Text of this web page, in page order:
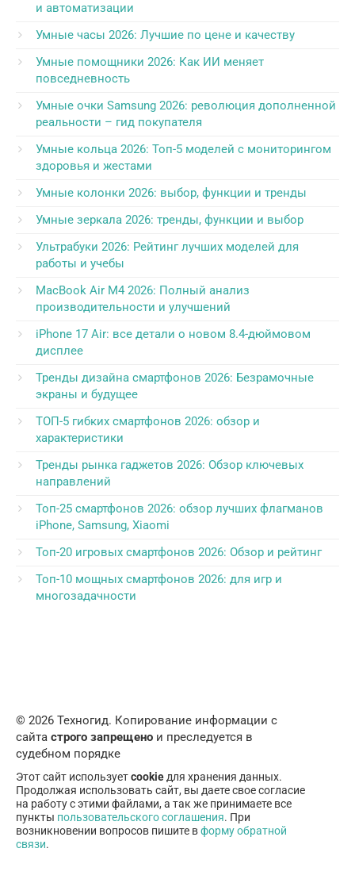
и автоматизации
Умные часы 2026: Лучшие по цене и качеству
Умные помощники 2026: Как ИИ меняет
повседневность
Умные очки Samsung 2026: революция дополненной
реальности – гид покупателя
Умные кольца 2026: Топ-5 моделей с мониторингом
здоровья и жестами
Умные колонки 2026: выбор, функции и тренды
Умные зеркала 2026: тренды, функции и выбор
Ультрабуки 2026: Рейтинг лучших моделей для
работы и учебы
MacBook Air M4 2026: Полный анализ
производительности и улучшений
iPhone 17 Air: все детали о новом 8.4-дюймовом
дисплее
Тренды дизайна смартфонов 2026: Безрамочные
экраны и будущее
ТОП-5 гибких смартфонов 2026: обзор и
характеристики
Тренды рынка гаджетов 2026: Обзор ключевых
направлений
Топ-25 смартфонов 2026: обзор лучших флагманов
iPhone, Samsung, Xiaomi
Топ-20 игровых смартфонов 2026: Обзор и рейтинг
Топ-10 мощных смартфонов 2026: для игр и
многозадачности
© 2026 Техногид. Копирование информации с
сайта строго запрещено и преследуется в
судебном порядке
Этот сайт используетcookieдля хранения данных.
Продолжая использовать сайт, вы даете свое согласие
на работу с этими файлами, а так же принимаете все
пункты пользовательского соглашения. При
возникновении вопросов пишите вформу обратной
связи.